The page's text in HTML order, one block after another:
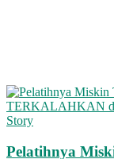
Story
Pelatihnya